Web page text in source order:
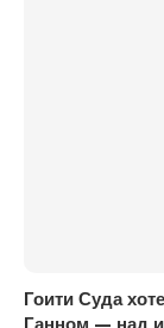
Гоити Суда